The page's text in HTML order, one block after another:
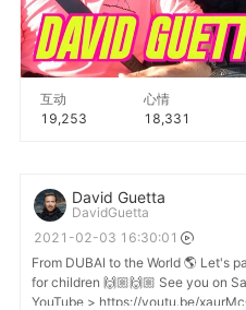
互动
19,253
心情
18,331
David Guetta
DavidGuetta
2021-02-03 16:30:01
From DUBAI to the World 🌎 Let's
for children 🙌🏼🙌🏼 See you on
YouTube > https://youtu.be/